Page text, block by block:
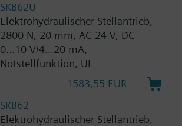
SKB62U
Elektrohydraulischer Stellantrieb,
2800 N, 20 mm, AC 24 V, DC
0...10 V/4...20 mA,
Notstellfunktion, UL
1583,55 EUR
SKB62
Elektrohydraulischer Stellantrieb,